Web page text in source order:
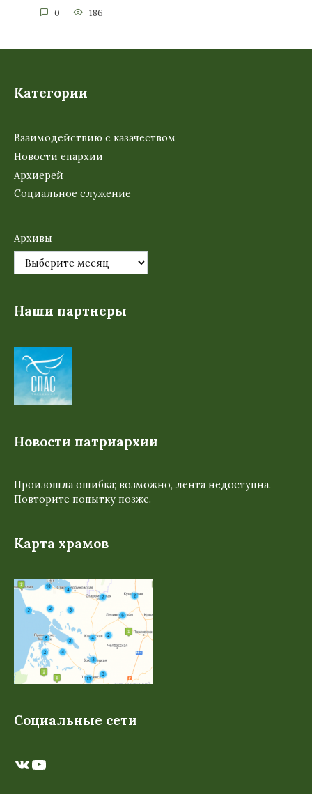
0 186
Категории
Взаимодействию с казачеством
Новости епархии
Архиерей
Социальное служение
Архивы
Наши партнеры
Новости патриархии
Произошла ошибка; возможно, лента недоступна.
Повторите попытку позже.
Карта храмов
Социальные сети
ВКонтакте
YouTube